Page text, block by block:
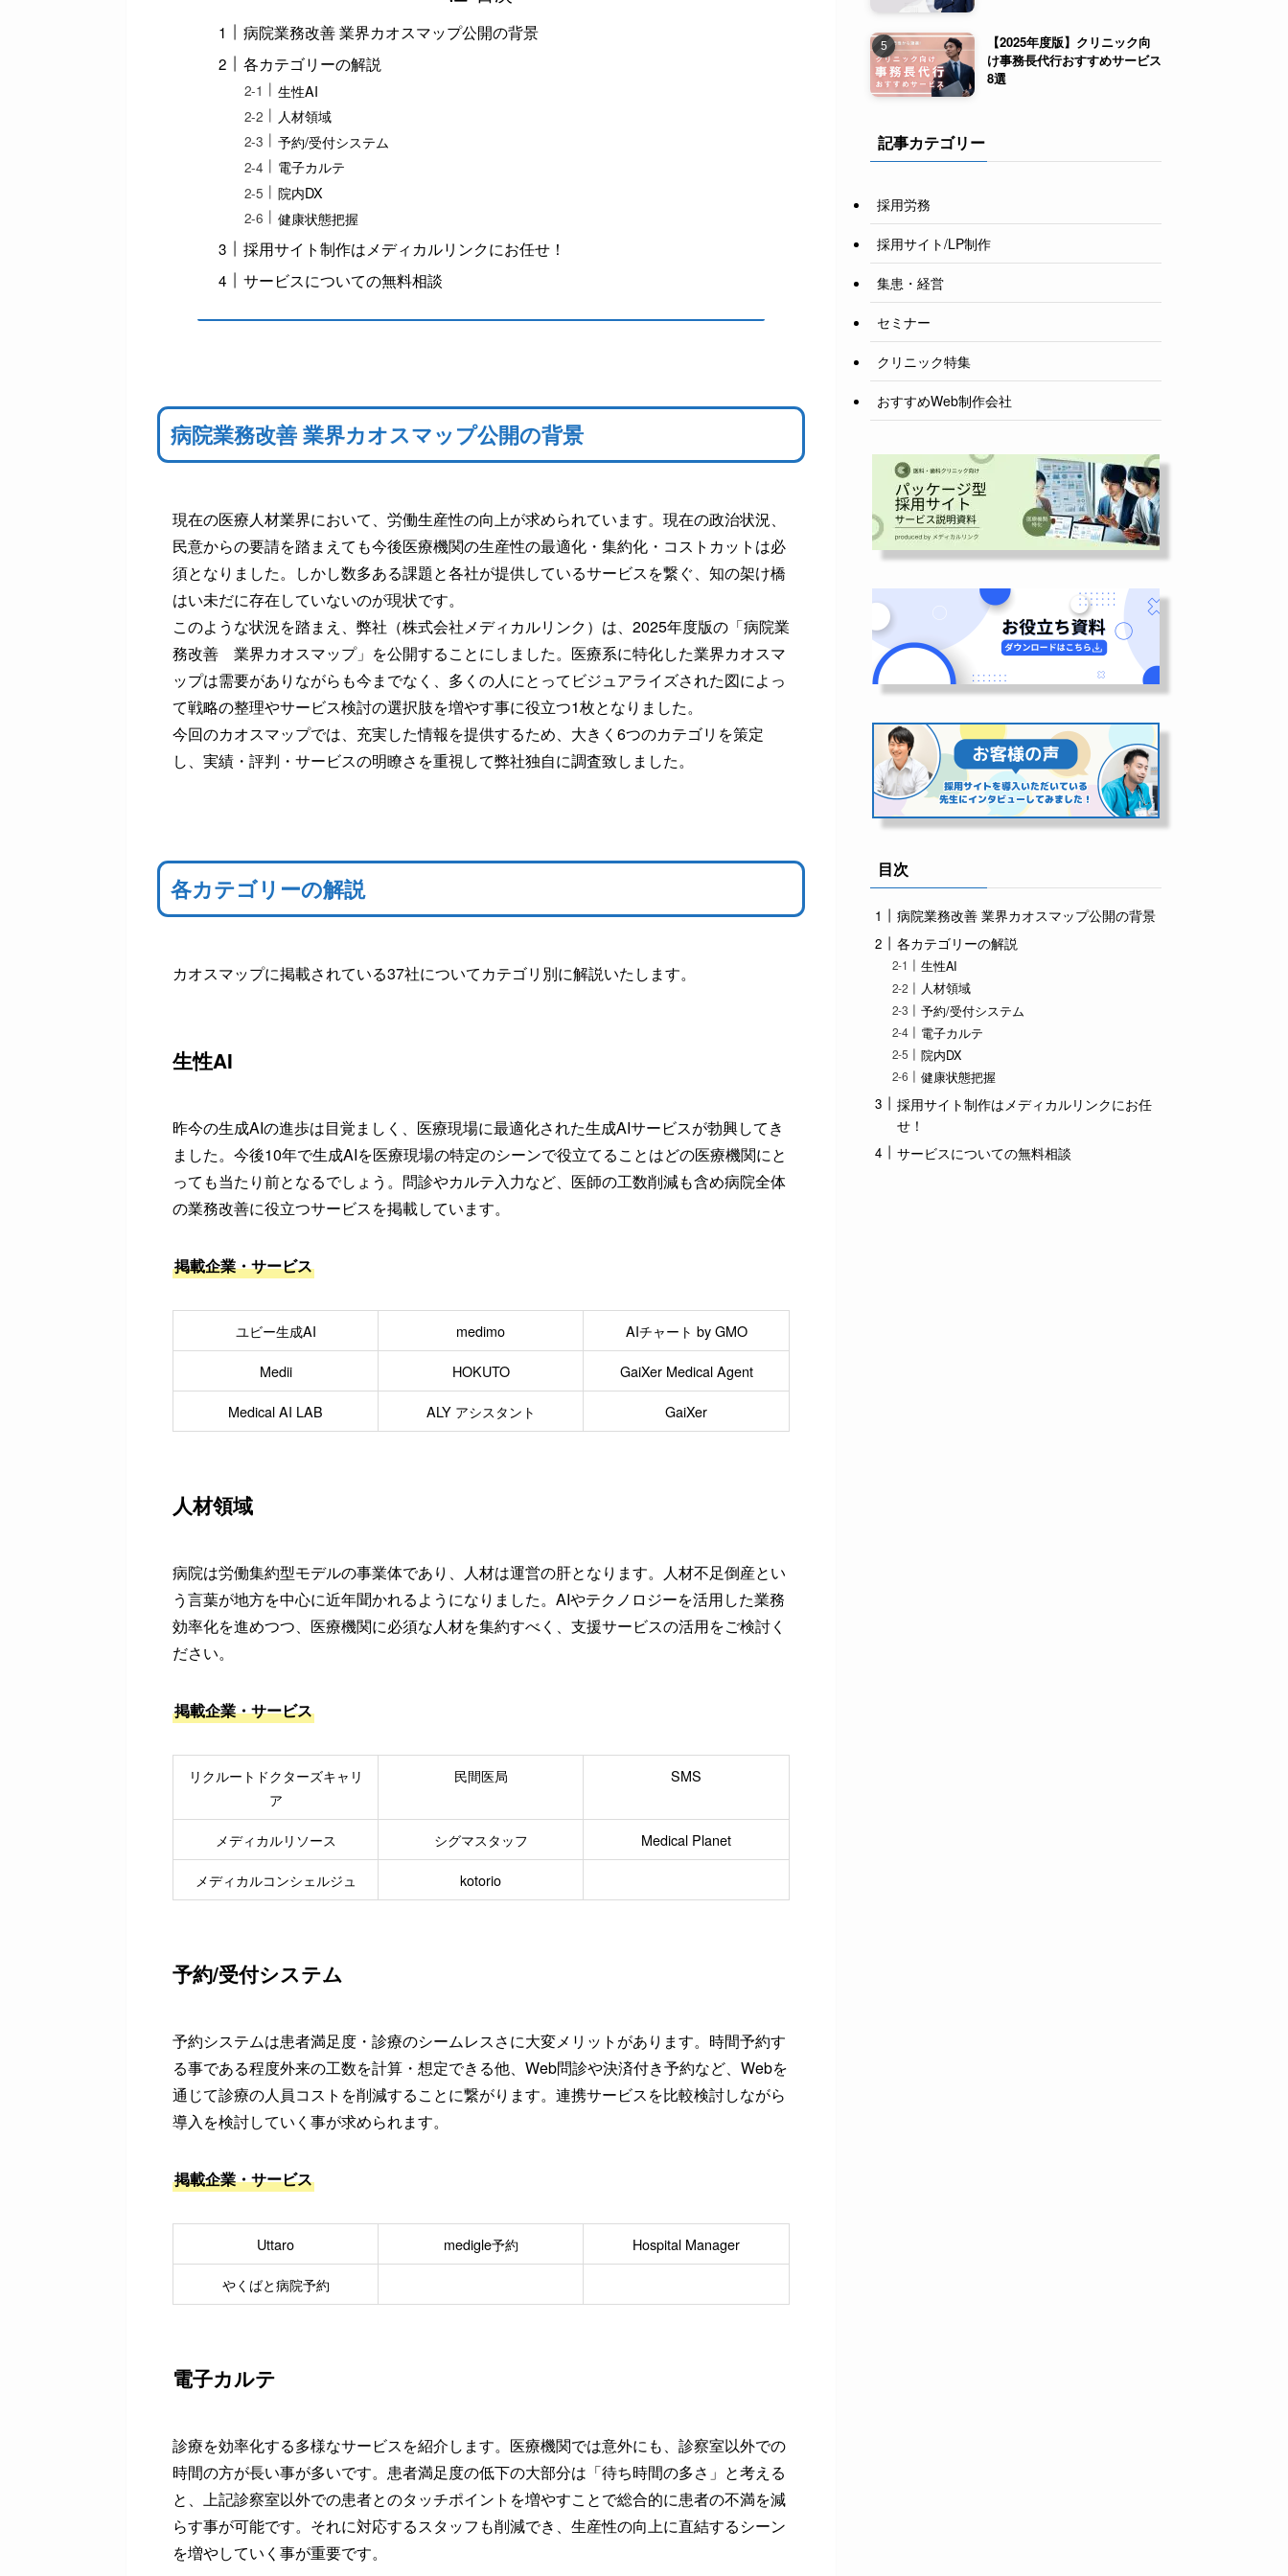
病院業務改善 業界カオスマップ公開の背景
各カテゴリーの解説
生性AI
人材領域
予約/受付システム
電子カルテ
院内DX
健康状態把握
採用サイト制作はメディカルリンクにお任せ！
サービスについての無料相談
病院業務改善 業界カオスマップ公開の背景
現在の医療人材業界において、労働生産性の向上が求められています。現在の政治状況、
民意からの要請を踏まえても今後医療機関の生産性の最適化・集約化・コストカットは必
須となりました。しかし数多ある課題と各社が提供しているサービスを繋ぐ、知の架け橋
はい未だに存在していないのが現状です。
このような状況を踏まえ、弊社（株式会社メディカルリンク）は、2025年度版の「病院業
務改善 業界カオスマップ」を公開することにしました。医療系に特化した業界カオスマ
ップは需要がありながらも今までなく、多くの人にとってビジュアライズされた図によっ
て戦略の整理やサービス検討の選択肢を増やす事に役立つ1枚となりました。
今回のカオスマップでは、充実した情報を提供するため、大きく6つのカテゴリを策定
し、実績・評判・サービスの明瞭さを重視して弊社独自に調査致しました。
各カテゴリーの解説
カオスマップに掲載されている37社についてカテゴリ別に解説いたします。
生性AI
昨今の生成AIの進歩は目覚ましく、医療現場に最適化された生成AIサービスが勃興してき
ました。今後10年で生成AIを医療現場の特定のシーンで役立てることはどの医療機関にと
っても当たり前となるでしょう。問診やカルテ入力など、医師の工数削減も含め病院全体
の業務改善に役立つサービスを掲載しています。
掲載企業・サービス
ユビー生成AI medimo
AIチャート by GMO
Medii
HOKUTO
GaiXer Medical Agent
Medical AI LAB
ALY アシスタント GaiXer
人材領域
病院は労働集約型モデルの事業体であり、人材は運営の肝となります。人材不足倒産とい
う言葉が地方を中心に近年聞かれるようになりました。AIやテクノロジーを活用した業務
効率化を進めつつ、医療機関に必須な人材を集約すべく、支援サービスの活用をご検討く
ださい。
掲載企業・サービス
リクルートドクターズキャリ
ア
民間医局 SMS
メディカルリソース シグマスタッフ
Medical Planet
メディカルコンシェルジュ
kotorio
予約/受付システム
予約システムは患者満足度・診療のシームレスさに大変メリットがあります。時間予約す
る事である程度外来の工数を計算・想定できる他、Web問診や決済付き予約など、Webを
通じて診療の人員コストを削減することに繋がります。連携サービスを比較検討しながら
導入を検討していく事が求められます。
掲載企業・サービス
Uttaro medigle予約
Hospital Manager
やくばと病院予約
電子カルテ
診療を効率化する多様なサービスを紹介します。医療機関では意外にも、診察室以外での
時間の方が長い事が多いです。患者満足度の低下の大部分は「待ち時間の多さ」と考える
と、上記診察室以外での患者とのタッチポイントを増やすことで総合的に患者の不満を減
らす事が可能です。それに対応するスタッフも削減でき、生産性の向上に直結するシーン
を増やしていく事が重要です。
【2025年度版】クリニック向
け事務長代行おすすめサービス
8選
記事カテゴリー
採用労務
採用サイト/LP制作
集患・経営
セミナー
クリニック特集
おすすめWeb制作会社
目次
病院業務改善 業界カオスマップ公開の背景
各カテゴリーの解説
生性AI
人材領域
予約/受付システム
電子カルテ
院内DX
健康状態把握
採用サイト制作はメディカルリンクにお任
せ！
サービスについての無料相談